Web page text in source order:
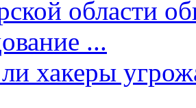
области
...
хакеры